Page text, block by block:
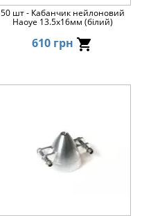
50 шт - Кабанчик нейлоновий
Haoye 13.5x16мм (білий)
610 грн